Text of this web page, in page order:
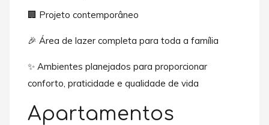
🏢 Projeto contemporâneo
🎉 Área de lazer completa para toda a família
✨ Ambientes planejados para proporcionar
conforto, praticidade e qualidade de vida
Apartamentos